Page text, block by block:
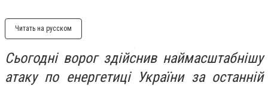
Читать на русском
Сьогодні ворог здійснив наймасштабнішу
атаку по енергетиці України за останній